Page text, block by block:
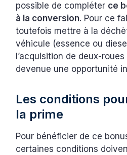
possible de compléter ce
à la conversion. Pour ce
toutefois mettre à la
véhicule (essence ou
l’acquisition de deux-
devenue une opportunité
Les conditions
la prime
Pour bénéficier de ce
certaines conditions